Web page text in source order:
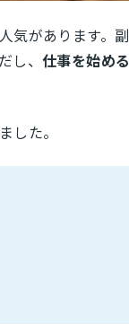
気があります。
し、 仕事を始め
した。